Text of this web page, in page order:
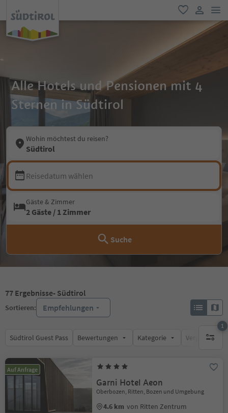
favorit
user link
Alle Hotels und Pensionen mit 4
Sternen in Südtirol
Wohin möchtest du reisen?
Südtirol
Reisedatum wählen
Gäste & Zimmer
2 Gäste / 1 Zimmer
Suche
77 Ergebnisse- Südtirol
Sortieren: Empfehlungen
Südtirol Guest Pass Bewertungen Kategorie
1
1
Auf Anfrage
Garni Hotel Aeon
Oberbozen, Ritten, Bozen und Umgebung
4.6 km von Ritten Zentrum